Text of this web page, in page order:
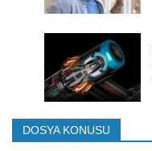
DOSYA KONUSU